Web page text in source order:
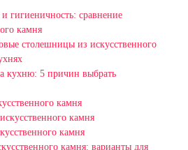
гигиеничность: сравнение
камня
столешницы из искусственного
кухню: 5 причин выбрать
камня
камня
камня
камня: варианты для